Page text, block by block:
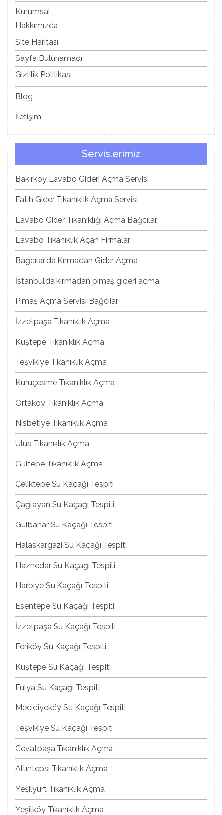
Kurumsal
Hakkımızda
Site Haritası
Sayfa Bulunamadı
Gizlilik Politikası
Blog
İletişim
Servislerimiz
Bakırköy Lavabo Gideri Açma Servisi
Fatih Gider Tıkanıklık Açma Servisi
Lavabo Gider Tıkanıklığı Açma Bağcılar
Lavabo Tıkanıklık Açan Firmalar
Bağcılar’da Kırmadan Gider Açma
İstanbul’da kırmadan pimaş gideri açma
Pimaş Açma Servisi Bağcılar
İzzetpaşa Tıkanıklık Açma
Kuştepe Tıkanıklık Açma
Teşvikiye Tıkanıklık Açma
Kuruçesme Tıkanıklık Açma
Ortaköy Tıkanıklık Açma
Nisbetiye Tıkanıklık Açma
Ulus Tıkanıklık Açma
Gültepe Tıkanıklık Açma
Çeliktepe Su Kaçağı Tespiti
Çağlayan Su Kaçağı Tespiti
Gülbahar Su Kaçağı Tespiti
Halaskargazi Su Kaçağı Tespiti
Haznedar Su Kaçağı Tespiti
Harbiye Su Kaçağı Tespiti
Esentepe Su Kaçağı Tespiti
İzzetpaşa Su Kaçağı Tespiti
Feriköy Su Kaçağı Tespiti
Kuştepe Su Kaçağı Tespiti
Fulya Su Kaçağı Tespiti
Mecidiyeköy Su Kaçağı Tespiti
Teşvikiye Su Kaçağı Tespiti
Cevatpaşa Tıkanıklık Açma
Altıntepsi Tıkanıklık Açma
Yeşilyurt Tıkanıklık Açma
Yeşilköy Tıkanıklık Açma